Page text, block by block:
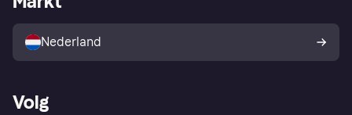
Kopersbescherming voor
consumenten
Nederland
Volg